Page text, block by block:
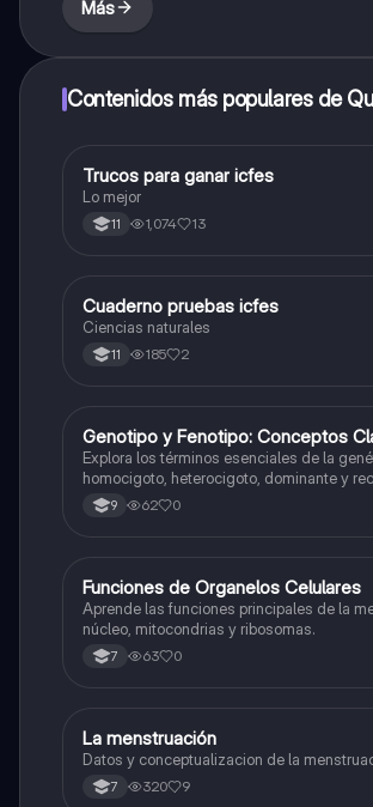
Más
Contenidos más populares de
Química
Trucos para ganar icfes
Lo mejor
11 1,074 13
Biologia
Cuaderno pruebas icfes
Ciencias naturales
11 185 2
GBiologia
Genotipo y Fenotipo: Conceptos
Explora los términos esenciales de la
homocigoto, heterocigoto, dominante y
9 62 0
FBiologia
Funciones de Organelos Celulares
Aprende las funciones principales de la
núcleo, mitocondrias y ribosomas.
7 63 0
Biologia
La menstruación
Datos y conceptualizacion de la
7 320 9